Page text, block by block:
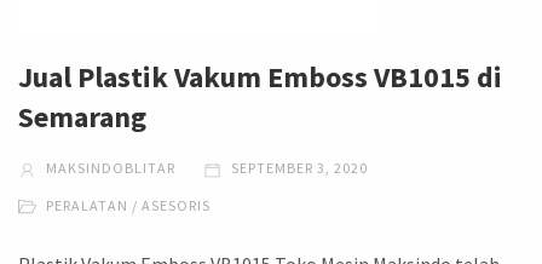
Jual Plastik Vakum Emboss VB1015 di
Semarang
MAKSINDOBLITAR SEPTEMBER 3, 2020
PERALATAN / ASESORIS